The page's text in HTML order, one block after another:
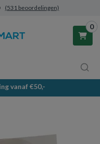
(531 beoordelingen)
0
is leeg.
& afhaalpunten